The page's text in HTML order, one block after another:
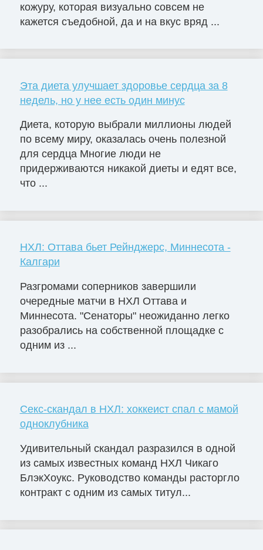
кожуру, которая визуально совсем не
кажется съедобной, да и на вкус вряд ...
Эта диета улучшает здоровье сердца за 8
недель, но у нее есть один минус
Диета, которую выбрали миллионы людей
по всему миру, оказалась очень полезной
для сердца Многие люди не
придерживаются никакой диеты и едят все,
что ...
НХЛ: Оттава бьет Рейнджерс, Миннесота -
Калгари
Разгромами соперников завершили
очередные матчи в НХЛ Оттава и
Миннесота. "Сенаторы" неожиданно легко
разобрались на собственной площадке с
одним из ...
Секс-скандал в НХЛ: хоккеист спал с мамой
одноклубника
Удивительный скандал разразился в одной
из самых известных команд НХЛ Чикаго
БлэкХоукс. Руководство команды расторгло
контракт с одним из самых титул...